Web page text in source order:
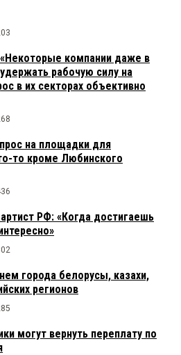
компании даже в
рабочую силу на
в их секторах объективно
на площадки для
то кроме Любинского
РФ: «Когда достигаешь
города белорусы, казахи,
регионов
могут вернуть переплату по